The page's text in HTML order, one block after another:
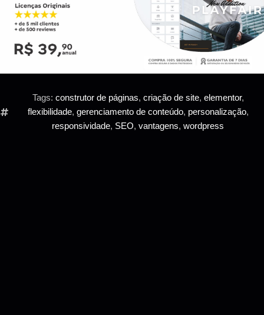
Tags: construtor de páginas, criação de site, elementor,
flexibilidade, gerenciamento de conteúdo, personalização,
responsividade, SEO, vantagens, wordpress